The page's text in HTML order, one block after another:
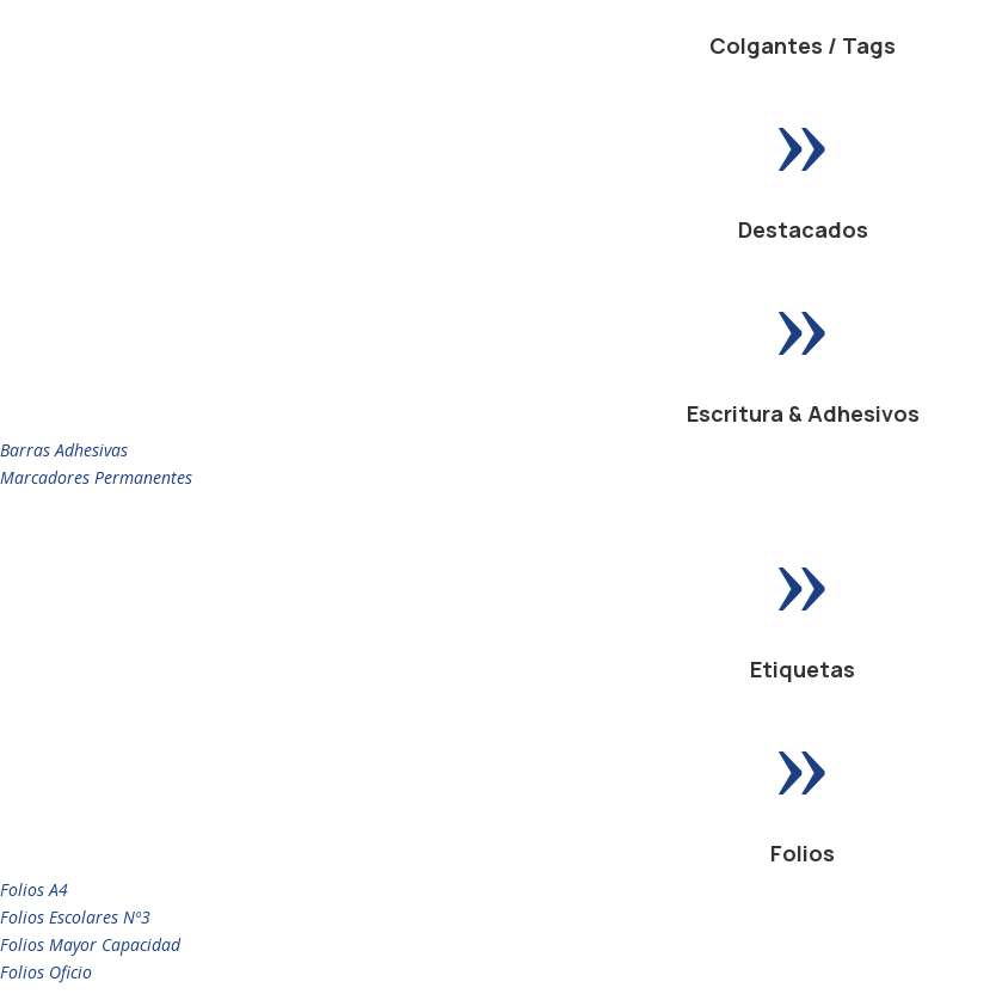
Colgantes / Tags
»
Destacados
»
Escritura & Adhesivos
Barras Adhesivas
Marcadores Permanentes
»
Etiquetas
»
Folios
Folios A4
Folios Escolares Nº3
Folios Mayor Capacidad
Folios Oficio